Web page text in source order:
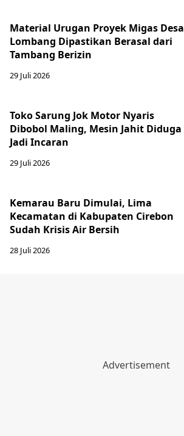
Material Urugan Proyek Migas Desa
Lombang Dipastikan Berasal dari
Tambang Berizin
29 Juli 2026
Toko Sarung Jok Motor Nyaris
Dibobol Maling, Mesin Jahit Diduga
Jadi Incaran
29 Juli 2026
Kemarau Baru Dimulai, Lima
Kecamatan di Kabupaten Cirebon
Sudah Krisis Air Bersih
28 Juli 2026